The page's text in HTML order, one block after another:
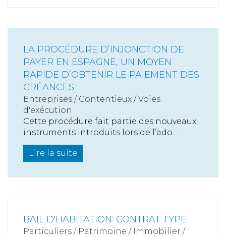
LA PROCÉDURE D’INJONCTION DE
PAYER EN ESPAGNE, UN MOYEN
RAPIDE D’OBTENIR LE PAIEMENT DES
CRÉANCES
Entreprises / Contentieux /Voies
d'exécution
Cette procédure fait partie des nouveaux
instruments introduits lors de l’ado...
Lire la suite
BAIL D'HABITATION: CONTRAT TYPE
Particuliers / Patrimoine / Immobilier /